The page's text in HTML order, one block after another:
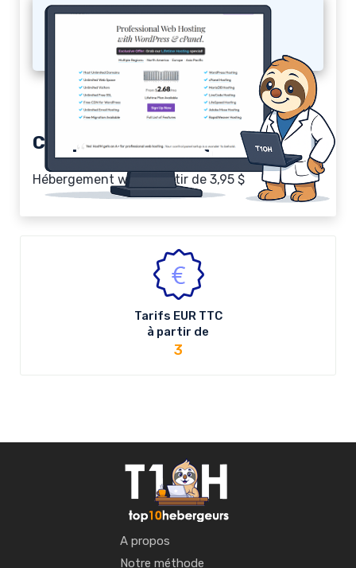
Hostm
Comparatif Hostm (2026)
Hébergement web à partir de 3,95 $
Tarifs EURTTC
à partir de
3
A propos
Notre méthode